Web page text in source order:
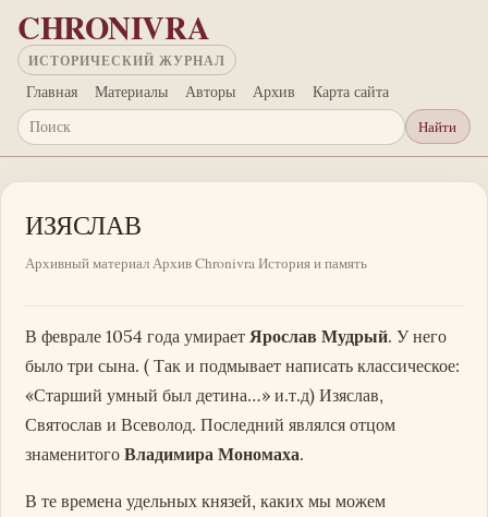
Перейти к основному содержанию
CHRONIVRA
ИСТОРИЧЕСКИЙ ЖУРНАЛ
Главная Материалы Авторы Архив Карта сайта
Поиск
Найти
ИЗЯСЛАВ
Архивный материал Архив ChronivraИстория и память
В феврале 1054 года умираетЯрослав Мудрый. У него
было три сына. ( Так и подмывает написать классическое:
«Старший умный был детина…» и.т.д) Изяслав,
Святослав и Всеволод. Последний являлся отцом
знаменитогоВладимира Мономаха.
В те времена удельных князей, каких мы можем